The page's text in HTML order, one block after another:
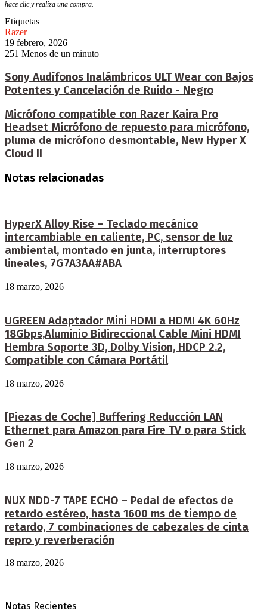
hace clic y realiza una compra.
Etiquetas
Razer
19 febrero, 2026
251 Menos de un minuto
Sony Audífonos Inalámbricos ULT Wear con Bajos
Potentes y Cancelación de Ruido - Negro
Micrófono compatible con Razer Kaira Pro
Headset Micrófono de repuesto para micrófono,
pluma de micrófono desmontable, New Hyper X
Cloud II
Notas relacionadas
HyperX Alloy Rise – Teclado mecánico
intercambiable en caliente, PC, sensor de luz
ambiental, montado en junta, interruptores
lineales, 7G7A3AA#ABA
18 marzo, 2026
UGREEN Adaptador Mini HDMI a HDMI 4K 60Hz
18Gbps,Aluminio Bidireccional Cable Mini HDMI
Hembra Soporte 3D, Dolby Vision, HDCP 2.2,
Compatible con Cámara Portátil
18 marzo, 2026
[Piezas de Coche] Buffering Reducción LAN
Ethernet para Amazon para Fire TV o para Stick
Gen 2
18 marzo, 2026
NUX NDD-7 TAPE ECHO – Pedal de efectos de
retardo estéreo, hasta 1600 ms de tiempo de
retardo, 7 combinaciones de cabezales de cinta
repro y reverberación
18 marzo, 2026
Notas Recientes